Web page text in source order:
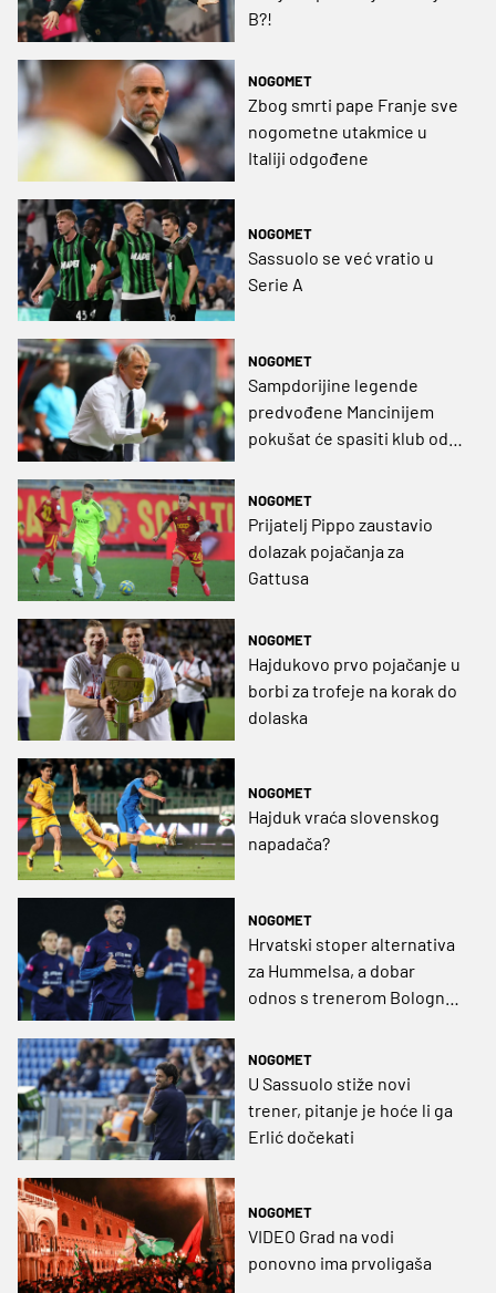
B?!
NOGOMET
Zbog smrti pape Franje sve
nogometne utakmice u
Italiji odgođene
NOGOMET
Sassuolo se već vratio u
Serie A
NOGOMET
Sampdorijine legende
predvođene Mancinijem
pokušat će spasiti klub od
NOGOMET
Prijatelj Pippo zaustavio
dolazak pojačanja za
Gattusa
NOGOMET
Hajdukovo prvo pojačanje u
borbi za trofeje na korak do
dolaska
NOGOMET
Hajduk vraća slovenskog
napadača?
NOGOMET
Hrvatski stoper alternativa
za Hummelsa, a dobar
odnos s trenerom Bologne
NOGOMET
U Sassuolo stiže novi
trener, pitanje je hoće li ga
Erlić dočekati
NOGOMET
VIDEO Grad na vodi
ponovno ima prvoligaša